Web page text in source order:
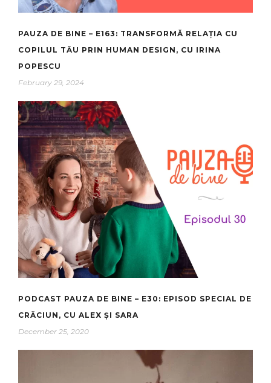
PAUZA DE BINE – E163: TRANSFORMĂ RELAȚIA CU
COPILUL TĂU PRIN HUMAN DESIGN, CU IRINA
POPESCU
February 29, 2024
PODCAST PAUZA DE BINE – E30: EPISOD SPECIAL DE
CRĂCIUN, CU ALEX ȘI SARA
December 25, 2020